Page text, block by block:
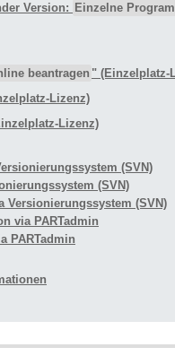
Version: Einzelne
beantragen " (Einzelplatz-
Lizenz)
Lizenz)
(SVN)
(SVN)
Versionierungssystem (SVN)
via PARTadmin
PARTadmin